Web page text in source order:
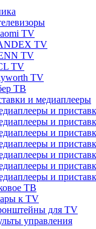
TV
TV
TV
TV
TV
ТВ
и медиаплееры
и
и
и
и
и
и
и
ТВ
к TV
для TV
управления